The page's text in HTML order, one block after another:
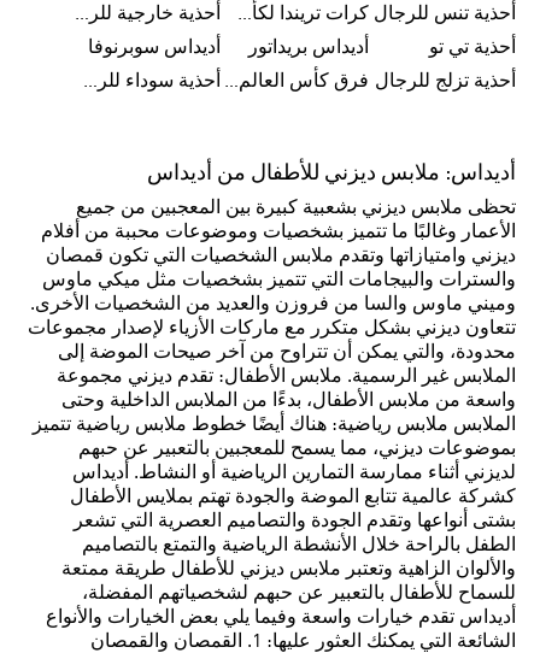
أحذية تنس للرجال
كرات تريندا لكأس العالم FIFA 26™
أحذية خارجية للرجال
أحذية تي تو
أديداس بريداتور
أديداس سوبرنوفا
أحذية تزلج للرجال
فرق كأس العالم FIFA 26™ أحذية سوداء للرجال
أديداس: ملابس ديزني للأطفال من أديداس
تحظى ملابس ديزني بشعبية كبيرة بين المعجبين من جميع
الأعمار وغالبًا ما تتميز بشخصيات وموضوعات محببة من أفلام
ديزني وامتيازاتها وتقدم ملابس الشخصيات التي تكون قمصان
والسترات والبيجامات التي تتميز بشخصيات مثل ميكي ماوس
وميني ماوس والسا من فروزن والعديد من الشخصيات الأخرى.
تتعاون ديزني بشكل متكرر مع ماركات الأزياء لإصدار مجموعات
محدودة، والتي يمكن أن تتراوح من آخر صيحات الموضة إلى
الملابس غير الرسمية. ملابس الأطفال: تقدم ديزني مجموعة
واسعة من ملابس الأطفال، بدءًا من الملابس الداخلية وحتى
الملابس ملابس رياضية: هناك أيضًا خطوط ملابس رياضية تتميز
بموضوعات ديزني، مما يسمح للمعجبين بالتعبير عن حبهم
لديزني أثناء ممارسة التمارين الرياضية أو النشاط. أديداس
كشركة عالمية تتابع الموضة والجودة تهتم بملايس الأطفال
بشتى أنواعها وتقدم الجودة والتصاميم العصرية التي تشعر
الطفل بالراحة خلال الأنشطة الرياضية والتمتع بالتصاميم
والألوان الزاهية وتعتبر ملابس ديزني للأطفال طريقة ممتعة
للسماح للأطفال بالتعبير عن حبهم لشخصياتهم المفضلة،
أديداس تقدم خيارات واسعة وفيما يلي بعض الخيارات والأنواع
الشائعة التي يمكنك العثور عليها: 1. القمصان والقمصان